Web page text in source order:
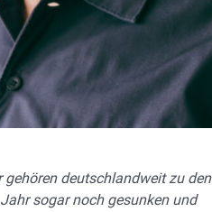
gehören deutschlandweit zu den
sogar noch gesunken und